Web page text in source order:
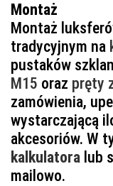
Montaż
Montaż
tradycyjnym na
pustaków
M15 oraz pręty
zamówienia,
wystarczającą
akcesoriów. W
kalkulatora lub
mailowo.